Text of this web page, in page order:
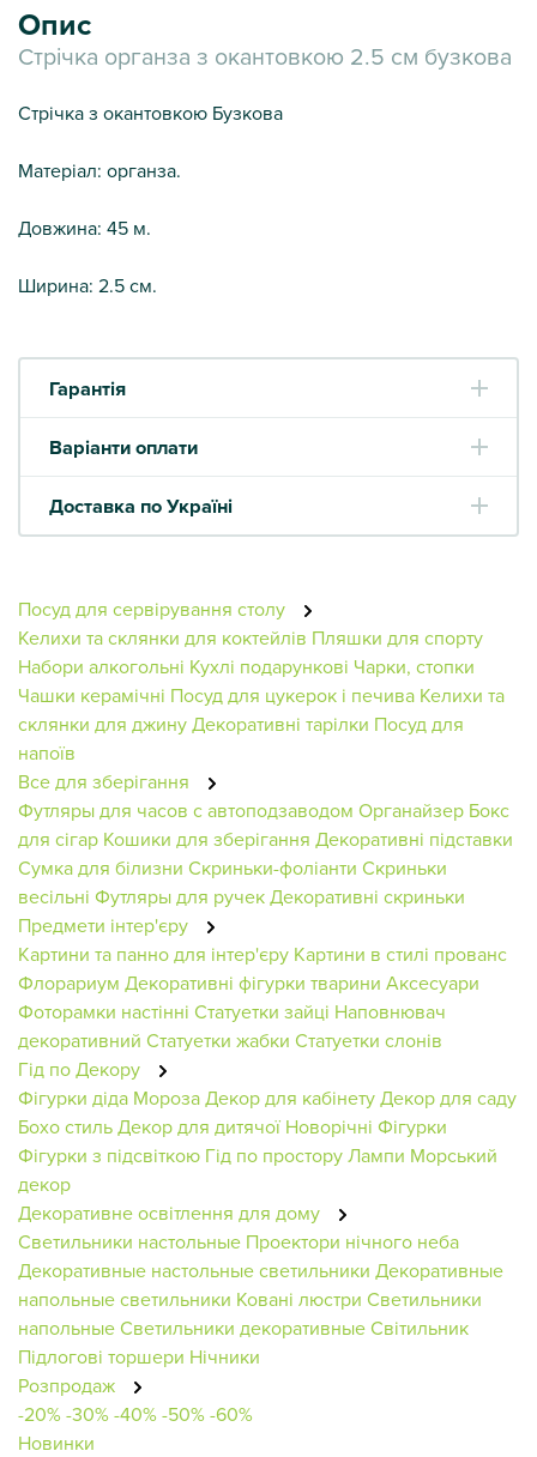
Опис
Стрічка органза з окантовкою 2.5 см бузкова
Стрічка з окантовкою Бузкова
Матеріал: органза.
Довжина: 45 м.
Ширина: 2.5 см.
Гарантія
Варіанти оплати
Доставка по Україні
Посуд для сервірування столу
Келихи та склянки для коктейлів Пляшки для спорту
Набори алкогольні Кухлі подарункові Чарки, стопки
Чашки керамічні Посуд для цукерок і печива Келихи та
склянки для джинуДекоративні тарілки Посуд для
напоїв
Все для зберігання
Футляры для часов с автоподзаводом Органайзер Бокс
для сігар Кошики для зберігання Декоративні підставки
Сумка для білизни Скриньки-фоліанти Скриньки
весільні Футляры для ручекДекоративні скриньки
Предмети інтер'єру
Картини та панно для інтер'єру Картини в стилі прованс
Флорариум Декоративні фігурки тварини Аксесуари
Фоторамки настінні Статуетки зайці Наповнювач
декоративний Статуетки жабки Статуетки слонів
Гід по Декору
Фігурки діда МорозаДекор для кабінетуДекор для саду
Бохо стильДекор для дитячої Новорічні Фігурки
Фігурки з підсвіткою Гід по просторуЛампи Морський
декор
Декоративне освітлення для дому
Светильники настольные Проектори нічного неба
Декоративные настольные светильники Декоративные
напольные светильники Ковані люстри Светильники
напольныеСветильники декоративныеСвітильник
Підлогові торшери Нічники
Розпродаж
-20%-30%-40%-50%-60%
Новинки